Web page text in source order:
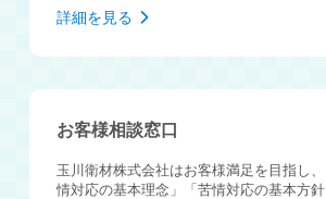
詳細を見る
お客様相談窓口
玉川衛材株式会社はお客様満足を目指し
情対応の基本理念」「苦情対応の基本方